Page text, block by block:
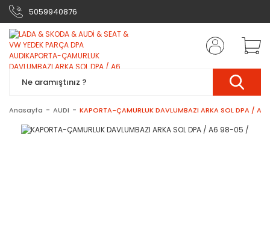
5059940876
Anasayfa AUDI KAPORTA-ÇAMURLUK DAVLUMBAZI ARKA SOL DPA /